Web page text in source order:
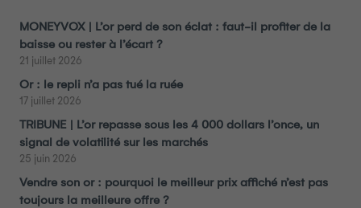
MONEYVOX | L’or perd de son éclat : faut-il profiter de la
baisse ou rester à l’écart ?
21 juillet 2026
Or : le repli n’a pas tué la ruée
17 juillet 2026
TRIBUNE | L’or repasse sous les 4 000 dollars l’once, un
signal de volatilité sur les marchés
25 juin 2026
Vendre son or : pourquoi le meilleur prix affiché n’est pas
toujours la meilleure offre ?